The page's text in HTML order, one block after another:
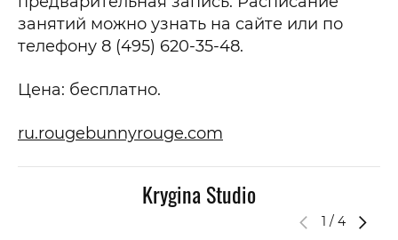
занятий можно узнать на сайте или по
телефону 8 (495) 620-35-48.
Цена: бесплатно.
ru.rougebunnyrouge.com
Krygina Studio
1 / 4